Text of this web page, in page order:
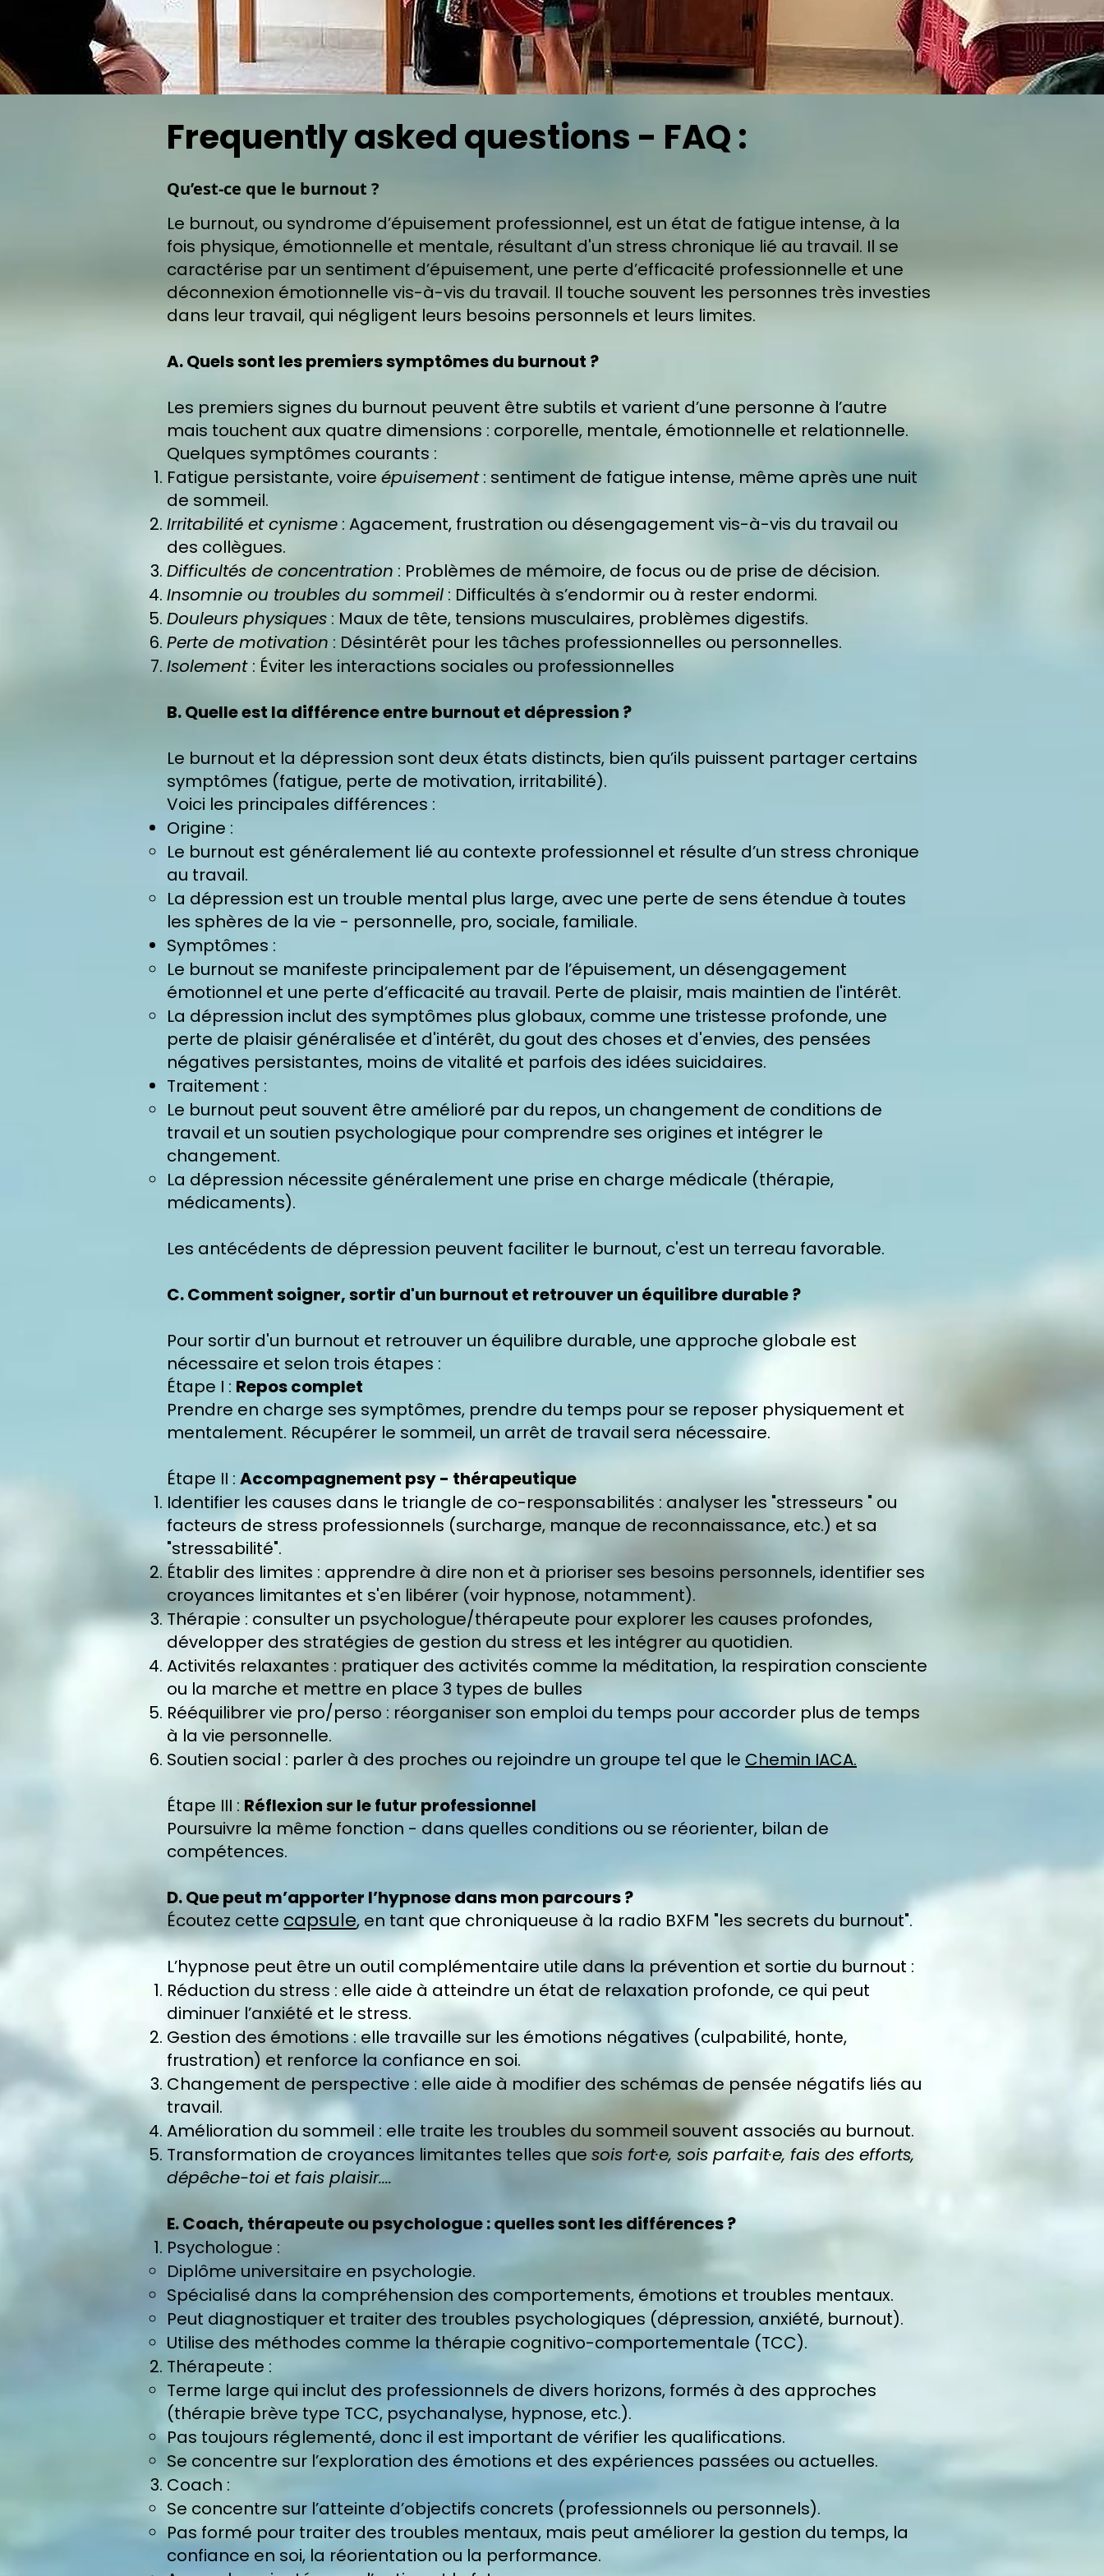
Frequently asked questions - FAQ :
Qu’est-ce que le burnout ?
Le burnout, ou syndrome d’épuisement professionnel, est un état de fatigue intense, à la
fois physique, émotionnelle et mentale, résultant d'un stress chronique lié au travail. Il se
caractérise par un sentiment d’épuisement, une perte d’efficacité professionnelle et une
déconnexion émotionnelle vis-à-vis du travail. Il touche souvent les personnes très investies
dans leur travail, qui négligent leurs besoins personnels et leurs limites.
A. Quels sont les premiers symptômes du burnout ?
Les premiers signes du burnout peuvent être subtils et varient d’une personne à l’autre
mais touchent aux quatre dimensions : corporelle, mentale, émotionnelle et relationnelle.
Quelques symptômes courants :
Fatigue persistante, voire épuisement: sentiment de fatigue intense, même après une nuit
de sommeil.
Irritabilité et cynisme : Agacement, frustration ou désengagement vis-à-vis du travail ou
des collègues.
Difficultés de concentration : Problèmes de mémoire, de focus ou de prise de décision.
Insomnie ou troubles du sommeil : Difficultés à s’endormir ou à rester endormi.
Douleurs physiques : Maux de tête, tensions musculaires, problèmes digestifs.
Perte de motivation : Désintérêt pour les tâches professionnelles ou personnelles.
Isolement : Éviter les interactions sociales ou professionnelles
B. Quelle est la différence entre burnout et dépression ?
Le burnout et la dépression sont deux états distincts, bien qu’ils puissent partager certains
symptômes (fatigue, perte de motivation, irritabilité).
Voici les principales différences :
Origine :
Le burnout est généralement lié au contexte professionnel et résulte d’un stress chronique
au travail.
La dépression est un trouble mental plus large, avec une perte de sens étendue à toutes
les sphères de la vie - personnelle, pro, sociale, familiale.
Symptômes :
Le burnout se manifeste principalement par de l’épuisement, un désengagement
émotionnel et une perte d’efficacité au travail. Perte de plaisir, mais maintien de l'intérêt.
La dépression inclut des symptômes plus globaux, comme une tristesse profonde, une
perte de plaisir généralisée et d'intérêt, du gout des choses et d'envies, des pensées
négatives persistantes, moins de vitalité et parfois des idées suicidaires.
Traitement :
Le burnout peut souvent être amélioré par du repos, un changement de conditions de
travail et un soutien psychologique pour comprendre ses origines et intégrer le
changement.
La dépression nécessite généralement une prise en charge médicale (thérapie,
médicaments).
Les antécédents de dépression peuvent faciliter le burnout, c'est un terreau favorable.
C. Comment soigner, sortir d'un burnout et retrouver un équilibre durable ?
Pour sortir d'un burnout et retrouver un équilibre durable, une approche globale est
nécessaire et selon trois étapes :
Étape I : Repos complet
Prendre en charge ses symptômes, prendre du temps pour se reposer physiquement et
mentalement. Récupérer le sommeil, un arrêt de travail sera nécessaire.
Étape II : Accompagnement psy - thérapeutique
Identifier les causes dans le triangle de co-responsabilités : analyser les "stresseurs " ou
facteurs de stress professionnels (surcharge, manque de reconnaissance, etc.) et sa
"stressabilité".
Établir des limites : apprendre à dire non et à prioriser ses besoins personnels, identifier ses
croyances limitantes et s'en libérer (voir hypnose, notamment).
Thérapie : consulter un psychologue/thérapeute pour explorer les causes profondes,
développer des stratégies de gestion du stress et les intégrer au quotidien.
Activités relaxantes : pratiquer des activités comme la méditation, la respiration consciente
ou la marche et mettre en place 3 types de bulles
Rééquilibrer vie pro/perso : réorganiser son emploi du temps pour accorder plus de temps
à la vie personnelle.
Soutien social : parler à des proches ou rejoindre un groupe tel que le Chemin IACA.
Étape III : Réflexion sur le futur professionnel
Poursuivre la même fonction - dans quelles conditions ou se réorienter, bilan de
compétences.
D. Que peut m’apporter l’hypnose dans mon parcours ?
Écoutez cette capsule, en tant que chroniqueuse à la radio BXFM "les secrets du burnout".
L’hypnose peut être un outil complémentaire utile dans la prévention et sortie du burnout :
Réduction du stress : elle aide à atteindre un état de relaxation profonde, ce qui peut
diminuer l’anxiété et le stress.
Gestion des émotions : elle travaille sur les émotions négatives (culpabilité, honte,
frustration) et renforce la confiance en soi.
Changement de perspective : elle aide à modifier des schémas de pensée négatifs liés au
travail.
Amélioration du sommeil : elle traite les troubles du sommeil souvent associés au burnout.
Transformation de croyances limitantes telles que sois fort·e, sois parfait·e, fais des efforts,
dépêche-toi et fais plaisir....
E. Coach, thérapeute ou psychologue : quelles sont les différences ?
Psychologue :
Diplôme universitaire en psychologie.
Spécialisé dans la compréhension des comportements, émotions et troubles mentaux.
Peut diagnostiquer et traiter des troubles psychologiques (dépression, anxiété, burnout).
Utilise des méthodes comme la thérapie cognitivo-comportementale (TCC).
Thérapeute :
Terme large qui inclut des professionnels de divers horizons, formés à des approches
(thérapie brève type TCC, psychanalyse, hypnose, etc.).
Pas toujours réglementé, donc il est important de vérifier les qualifications.
Se concentre sur l’exploration des émotions et des expériences passées ou actuelles.
Coach :
Se concentre sur l’atteinte d’objectifs concrets (professionnels ou personnels).
Pas formé pour traiter des troubles mentaux, mais peut améliorer la gestion du temps, la
confiance en soi, la réorientation ou la performance.